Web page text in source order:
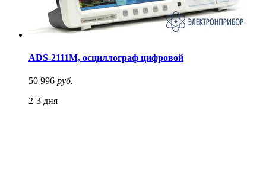
ADS-2111M, осциллограф цифровой
50 996 руб.
2-3 дня